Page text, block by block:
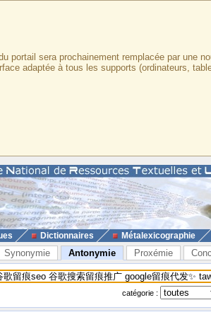
portail sera prochainement remplacée par une
adaptée à tous les supports (ordinateurs,
Dictionnaires Métalexicographie
Synonymie Antonymie Proxémie
catégorie :